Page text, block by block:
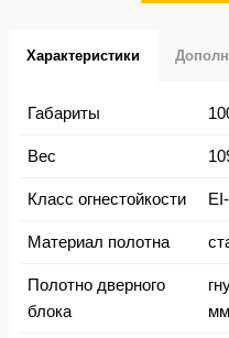
Характеристики
Габариты
Вес
Класс огнестойкости
Материал полотна
Полотно дверного
блока
мм